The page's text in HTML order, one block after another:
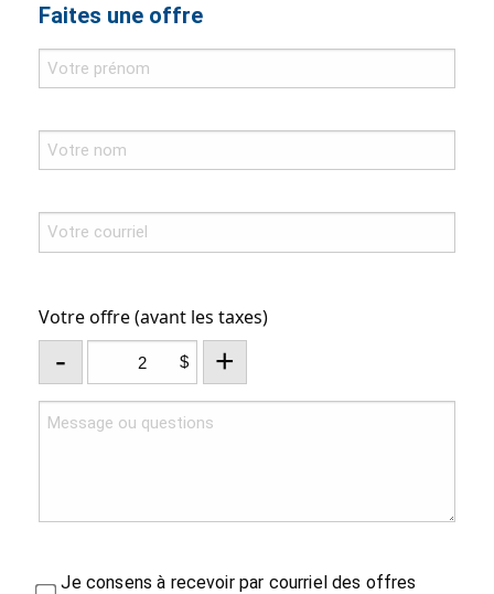
Faites une offre
Votre offre (avant les taxes)
- $ +
Je consens à recevoir par courriel des offres